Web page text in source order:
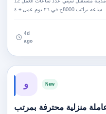
4d
ago
و New
منزلية محترفة بمرتب